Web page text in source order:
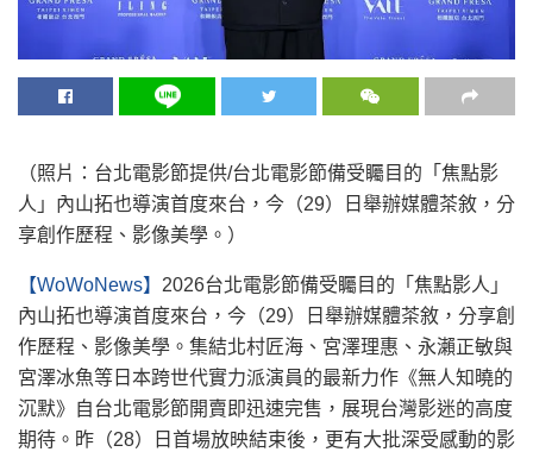
（照片：台北電影節提供/台北電影節備受矚目的「焦點影
人」內山拓也導演首度來台，今（29）日舉辦媒體茶敘，分
享創作歷程、影像美學。）
【WoWoNews】 2026台北電影節備受矚目的「焦點影人」
內山拓也導演首度來台，今（29）日舉辦媒體茶敘，分享創
作歷程、影像美學。集結北村匠海、宮澤理惠、永瀨正敏與
宮澤冰魚等日本跨世代實力派演員的最新力作《無人知曉的
沉默》自台北電影節開賣即迅速完售，展現台灣影迷的高度
期待。昨（28）日首場放映結束後，更有大批深受感動的影